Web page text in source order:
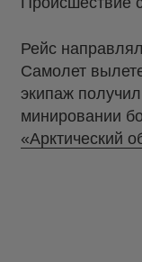
Рейс
Самолет
экипаж
минировании
«Арктический